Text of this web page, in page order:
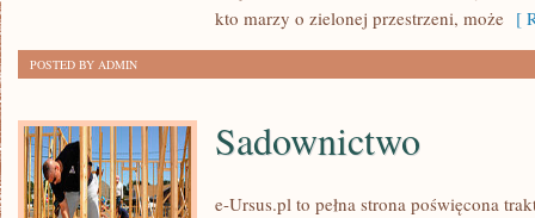
kto marzy o zielonej przestrzeni, może [
POSTED BY ADMIN
Sadownictwo
e-Ursus.pl to pełna strona poświęcona